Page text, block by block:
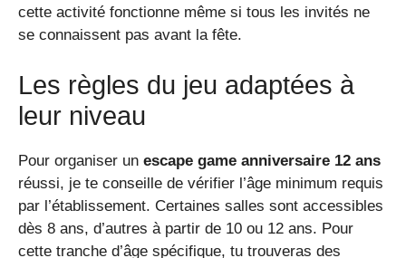
cette activité fonctionne même si tous les invités ne
se connaissent pas avant la fête.
Les règles du jeu adaptées à
leur niveau
Pour organiser un escape game anniversaire 12 ans
réussi, je te conseille de vérifier l’âge minimum requis
par l’établissement. Certaines salles sont accessibles
dès 8 ans, d’autres à partir de 10 ou 12 ans. Pour
cette tranche d’âge spécifique, tu trouveras des